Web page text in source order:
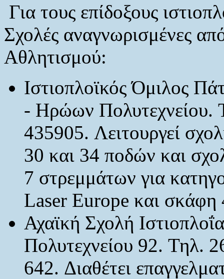
Για τους επίδοξους
Σχολές αναγνωρισμένες
Αθλητισμού:
Ιστιοπλοϊκός Όμιλος
- Ηρώων Πολυτεχνείου.
435905. Λειτουργεί
30 και 34 ποδών και
7 στρεμμάτων για
Laser Europe και σκάφη
Αχαϊκή Σχολή
Πολυτεχνείου 92. Τηλ.
642. Διαθέτει